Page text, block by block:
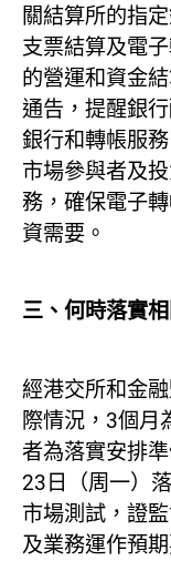
關結算所的指
支票結算及電
的營運和資金
通告，提醒銀
銀行和轉帳服
市場參與者及
務，確保電子
資需要。
三、 何時落實
經港交所和金
際情況，3個月
者為落實安排
23日（周一）
市場測試，證
及業務運作預